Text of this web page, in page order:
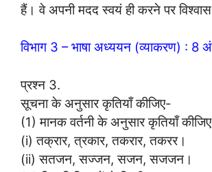
हैं। वे अपनी मदद स्वयं ही करने पर
विभाग 3 – भाषा अध्ययन (व्याकरण) : 8
प्रश्न 3.
सूचना के अनुसार कृतियाँ कीजिए-
(1) मानक वर्तनी के अनुसार कृतियाँ
(i) तक्रार, त्रकार, तकरार, तकरर।
(ii) सतजन, सज्जन, सजन, सजजन।